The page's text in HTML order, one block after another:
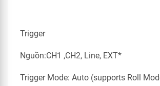
Trigger
Nguồn:CH1 ,CH2, Line, EXT*
Trigger Mode: Auto (supports Roll